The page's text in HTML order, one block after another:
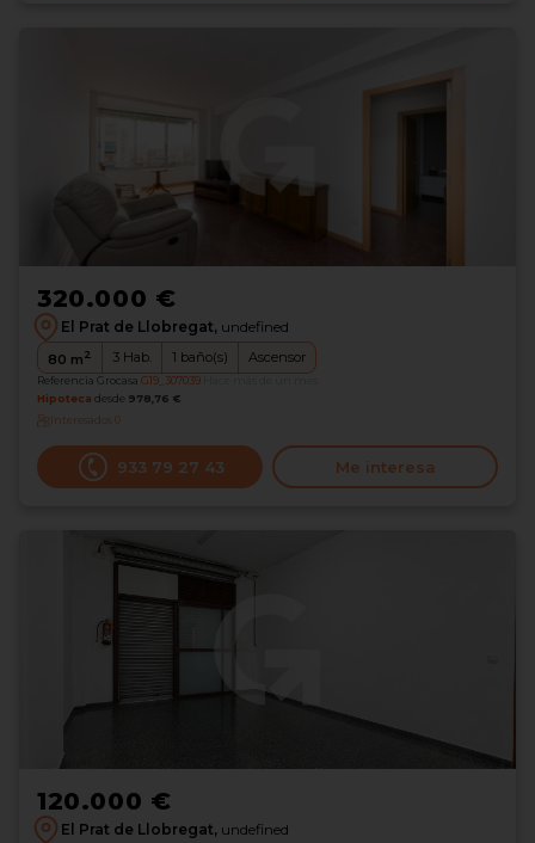
320.000 €
El Prat de Llobregat, undefined
80 m2 3 Hab. 1 baño(s) Ascensor
Referencia Grocasa G19_307039
Hipoteca desde 978,76 €
Interesados0
933 79 27 43 Me interesa
120.000 €
El Prat de Llobregat, undefined